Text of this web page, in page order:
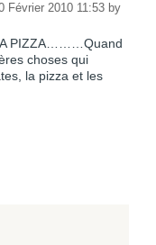
Février 2010 11:53 by
PIZZA………Quand
choses qui
la pizza et les